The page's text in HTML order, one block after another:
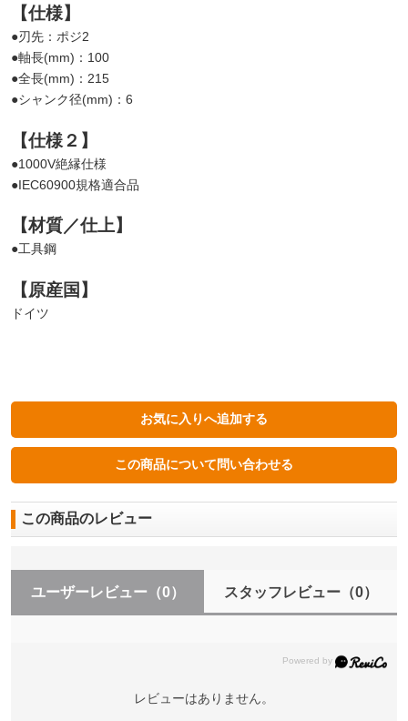
【仕様】
●刃先：ポジ2
●軸長(mm)：100
●全長(mm)：215
●シャンク径(mm)：6
【仕様２】
●1000V絶縁仕様
●IEC60900規格適合品
【材質／仕上】
●工具鋼
【原産国】
ドイツ
この商品のレビュー
ユーザーレビュー （0） スタッフレビュー（0）
レビューはありません。